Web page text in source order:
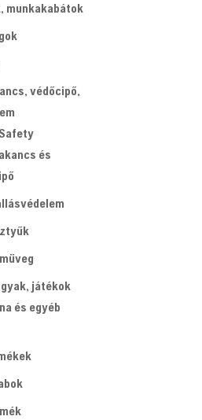
munkakabátok
védőcipő,
és
játékok
és egyéb